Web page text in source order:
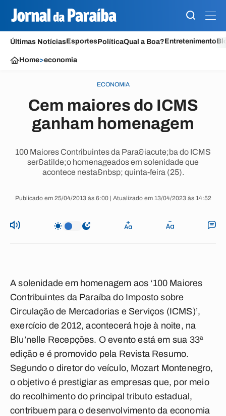
Últimas NotíciasEsportesPolíticaQual a Boa?Entretenimento
Home>economia
ECONOMIA
Cem maiores do ICMS
ganham homenagem
100 Maiores Contribuintes da Para&iacute;ba do ICMS
ser&atilde;o homenageados em solenidade que
acontece nesta&nbsp; quinta-feira (25).
Publicado em 25/04/2013 às 6:00 | Atualizado em 13/04/2023 às 14:52
A solenidade em homenagem aos ‘100 Maiores
Contribuintes da Paraíba do Imposto sobre
Circulação de Mercadorias e Serviços (ICMS)’,
exercício de 2012, acontecerá hoje à noite, na
Blu’nelle Recepções. O evento está em sua 33ª
edição e é promovido pela Revista Resumo.
Segundo o diretor do veículo, Mozart Montenegro,
o objetivo é prestigiar as empresas que, por meio
do recolhimento do principal tributo estadual,
contribuem para o desenvolvimento da economia